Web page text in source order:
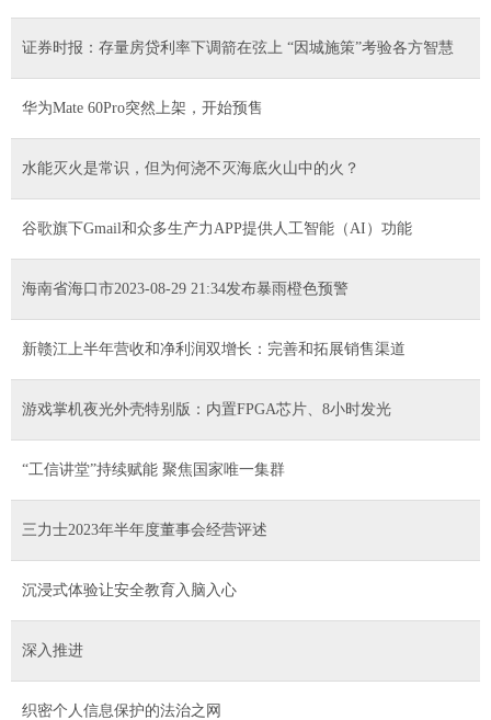
证券时报：存量房贷利率下调箭在弦上 “因城施策”考验各方智慧
华为Mate 60Pro突然上架，开始预售
水能灭火是常识，但为何浇不灭海底火山中的火？
谷歌旗下Gmail和众多生产力APP提供人工智能（AI）功能
海南省海口市2023-08-29 21:34发布暴雨橙色预警
新赣江上半年营收和净利润双增长：完善和拓展销售渠道
游戏掌机夜光外壳特别版：内置FPGA芯片、8小时发光
“工信讲堂”持续赋能 聚焦国家唯一集群
三力士2023年半年度董事会经营评述
沉浸式体验让安全教育入脑入心
深入推进
织密个人信息保护的法治之网